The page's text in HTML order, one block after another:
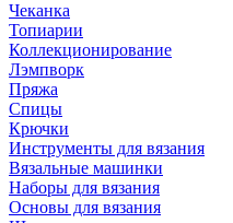
Чеканка
Топиарии
Коллекционирование
Лэмпворк
Пряжа
Спицы
Крючки
Инструменты для вязания
Вязальные машинки
Наборы для вязания
Основы для вязания